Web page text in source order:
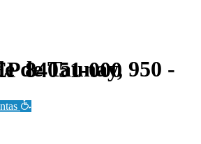
- Ronda - CEP 84051-000